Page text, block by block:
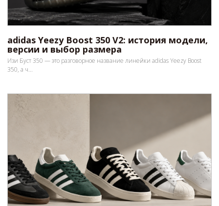
adidas Yeezy Boost 350 V2: история модели,
версии и выбор размера
Изи Буст 350 — это разговорное название линейки adidas Yeezy Boost
350, а ч...